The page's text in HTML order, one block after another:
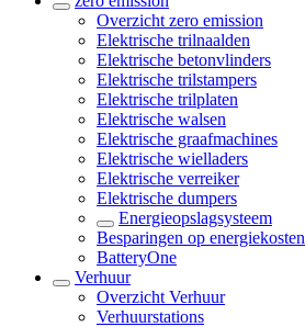
Overzicht zero emission
Elektrische trilnaalden
Elektrische betonvlinders
Elektrische trilstampers
Elektrische trilplaten
Elektrische walsen
Elektrische graafmachines
Elektrische wielladers
Elektrische verreiker
Elektrische dumpers
Energieopslagsysteem
Besparingen op energiekosten
BatteryOne
Verhuur
Overzicht Verhuur
Verhuurstations